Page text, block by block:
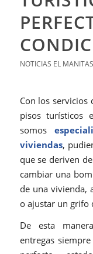
NOTICIAS EL
Con los servicios
pisos turísticos
somos
viviendas,
que se deriven
cambiar una
de una vivienda,
o ajustar un grifo
De esta
entregas